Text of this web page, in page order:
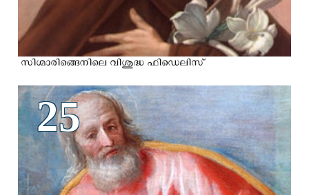
സിഗ്മാരിങ്ങെനിലെ വിശുദ്ധ ഫിഡെലിസ്
25